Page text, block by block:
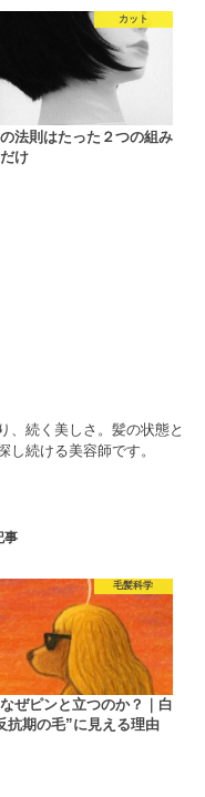
カット
法則はたった２つの組み
け
、続く美しさ。髪の状態と
し続ける美容師です。
事
毛髪科学
ぜピンと立つのか？｜白
抗期の毛”に見える理由